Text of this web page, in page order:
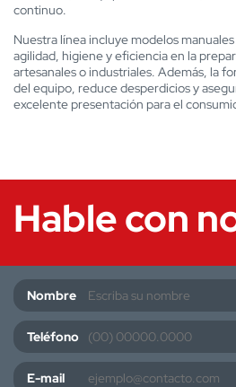
continuo.
Nuestra línea incluye modelos
agilidad, higiene y eficiencia en la
artesanales o industriales. Además, la
del equipo, reduce desperdicios y
excelente presentación para el
Hable con
Nombre
Teléfono
E-mail